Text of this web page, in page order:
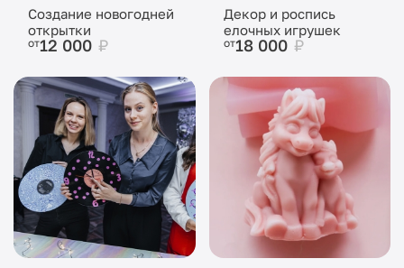
Создание новогодней
открытки
от12 000 ₽
Декор и роспись
елочных игрушек
от18 000 ₽